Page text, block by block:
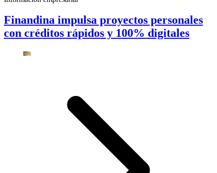
Finandina impulsa proyectos personales
con créditos rápidos y 100% digitales